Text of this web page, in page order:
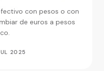
con pesos o con
de euros a pesos
2025